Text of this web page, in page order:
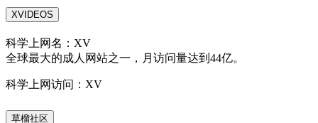
XVIDEOS
科学上网名：XV
全球最大的成人网站之一，月访问量达到44亿。
科学上网访问：XV
草榴社区